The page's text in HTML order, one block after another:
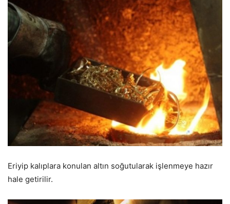
Eriyip kalıplara konulan altın soğutularak işlenmeye hazır
hale getirilir.